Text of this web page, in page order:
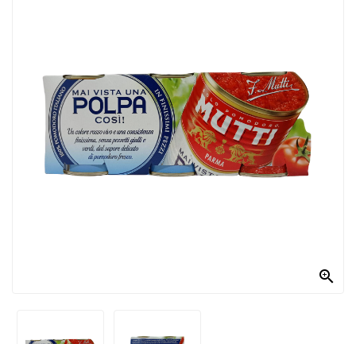
CONDIRE
DOLCIARIO
PRODOTTI
DA
